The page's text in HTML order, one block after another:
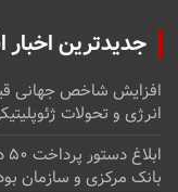
جدیدترین اخبار
افزایش شاخص جهانی
انرژی و تحولات
بانک مرکزی و سازمان